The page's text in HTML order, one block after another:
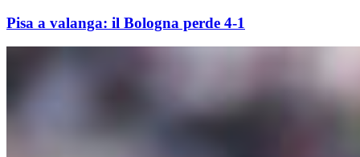
Pisa a valanga: il Bologna perde 4-1